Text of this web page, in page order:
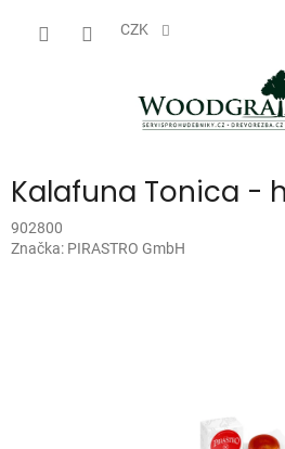
CZK
Kalafuna Tonica -
902800
Značka: PIRASTRO GmbH